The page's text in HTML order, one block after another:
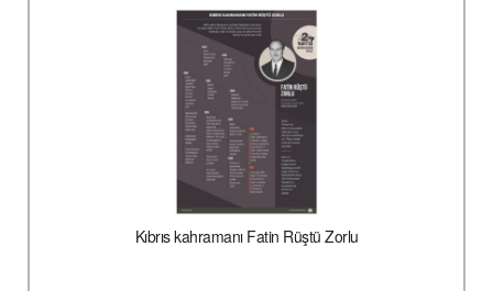
Kıbrıs kahramanı Fatin Rüştü Zorlu